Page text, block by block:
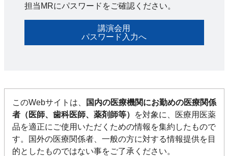
担当MRにパスワードをご確認ください。
講演会用
パスワード入力へ
このWebサイトは、
国内の医療機関にお勤めの医療関係
者（医師、歯科医師、薬剤師等）
を対象に、医療用医薬
品を適正にご使用いただくための情報を集約したもので
す。国外の医療関係者、一般の方に対する情報提供を目
的としたものではない事をご了承ください。